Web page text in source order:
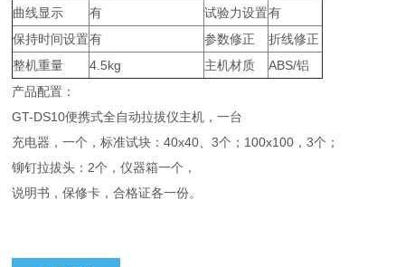
曲线显示
有 试验力设置有
保持时间设置有 参数修正
折线修正
整机重量
4.5kg 主机材质
ABS/铝
产品配置：
GT-DS10便携式全自动拉拔仪主机，一台
充电器，一个，标准试块：40x40、3个；100x100，3个；
铆钉拉拔头：2个，仪器箱一个，
说明书，保修卡，合格证各一份。